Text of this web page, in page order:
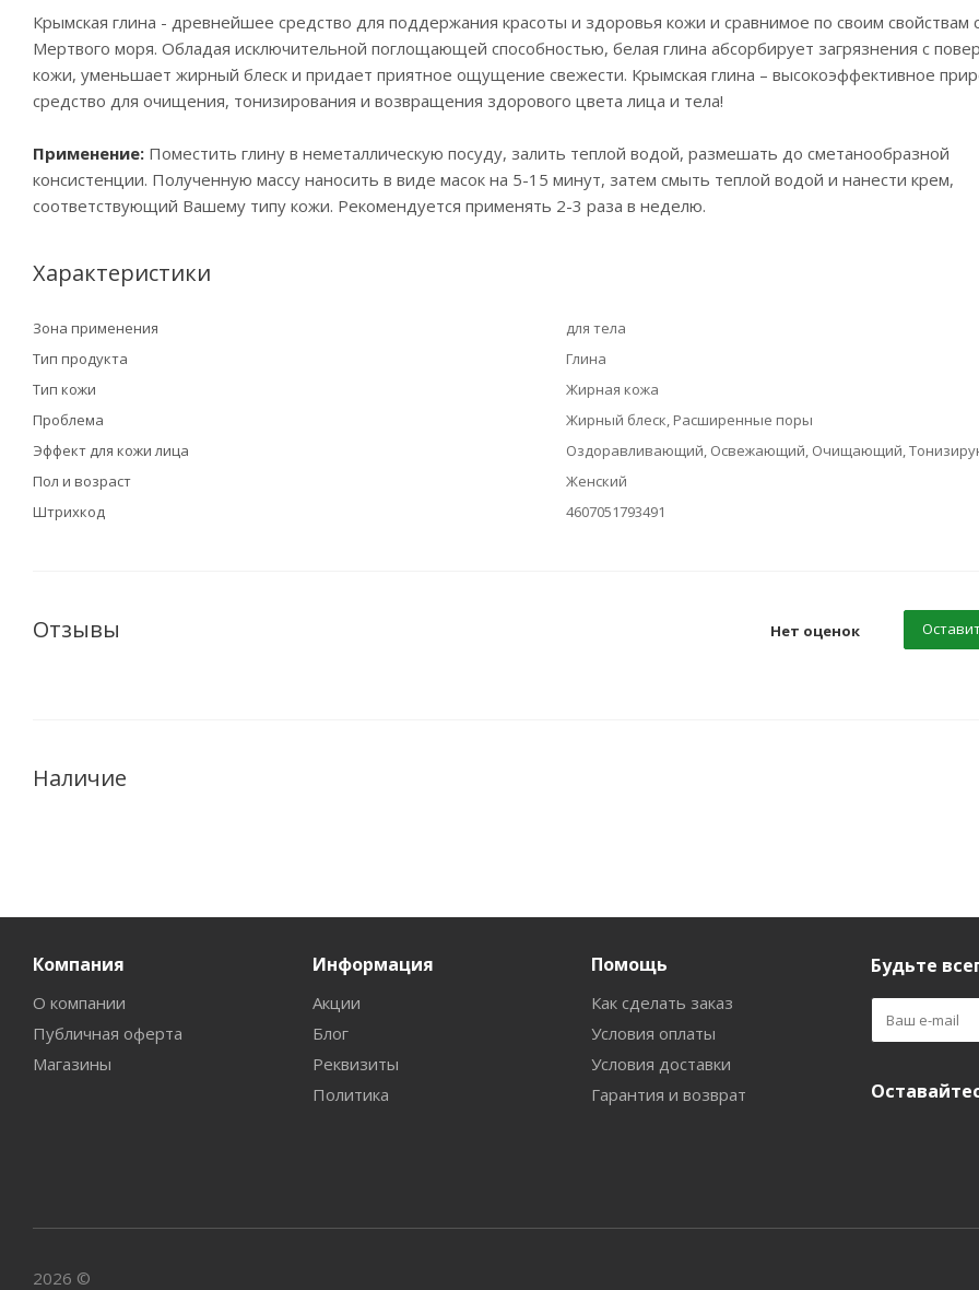
Крымская глина - древнейшее средство для поддержания красоты и здоровья кожи и сравнимое по своим свойствам
Мертвого моря. Обладая исключительной поглощающей способностью, белая глина абсорбирует загрязнения с
кожи, уменьшает жирный блеск и придает приятное ощущение свежести. Крымская глина – высокоэффективное
средство для очищения, тонизирования и возвращения здорового цвета лица и тела!
Применение: Поместить глину в неметаллическую посуду, залить теплой водой, размешать до сметанообразной
консистенции. Полученную массу наносить в виде масок на 5-15 минут, затем смыть теплой водой и нанести крем,
соответствующий Вашему типу кожи. Рекомендуется применять 2-3 раза в неделю.
Характеристики
Зона применения
для тела
Тип продукта
Глина
Тип кожи
Жирная кожа
Проблема
Жирный блеск, Расширенные поры
Эффект для кожи лица
Оздоравливающий, Освежающий, Очищающий,
Пол и возраст
Женский
Штрихкод
4607051793491
Отзывы Нет оценок
Наличие
Компания
О компании
Публичная оферта
Магазины
Информация
Акции
Блог
Реквизиты
Политика
Помощь
Как сделать заказ
Условия оплаты
Условия доставки
Гарантия и возврат
Будьте
2026 ©